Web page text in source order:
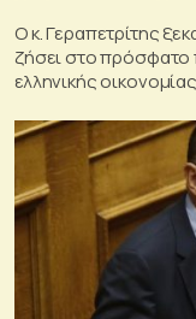
Ο κ. Γεραπετρίτης
ζήσει στο πρόσφατο
ελληνικής